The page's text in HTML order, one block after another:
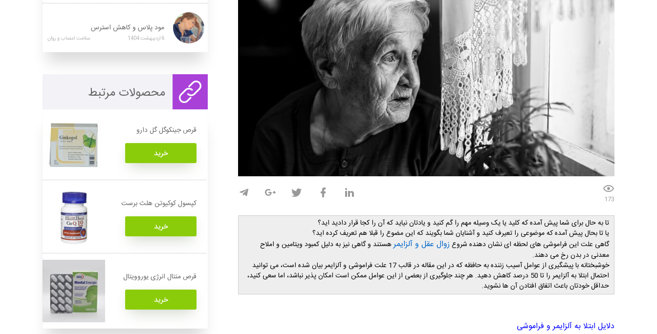
173
تا به حال برای شما پیش آمده که کلید یا یک وسیله مهم را گم کنید و یادتان نیاید که آن را کجا قرار دادید اید؟
یا تا بحال پیش آمده که موضوعی را تعیرف کنید و آشنایان شما بگویند که این مضوع را قبلا هم تعریف کرده اید؟
گاهی علت این فراموشی های لحظه ای نشان دهنده شروع زوال عقل و آلزایمرهستند و گاهی نیز به دلیل کمبود ویتامین و املاح
معدنی در بدن رخ می دهند.
خوشبختانه با پیشگیری از عوامل آسیب زننده به حافظه که در این مقاله در قالب 17 علت فراموشی و آلزایمر بیان شده است، می توانید
احتمال ابتلا به آلزایمر را تا 50 درصد کاهش دهید. هر چند جلوگیری از بعضی از این عوامل ممکن است امکان پذیر نباشد، اما سعی کنید،
حداقل خودتان باعث اتفاق افتادن آن ها نشوید.
دلایل ابتلا به آلزایمر و فراموشی
مود پلاس و کاهش استرس
6اردیبهشت1404 سلامت اعصاب و روان
محصولات مرتبط
قرص جینکوگل گل دارو
خرید
کپسول کوکیوتن هلث برست
خرید
قرص منتال انرژی یوروویتال
خرید